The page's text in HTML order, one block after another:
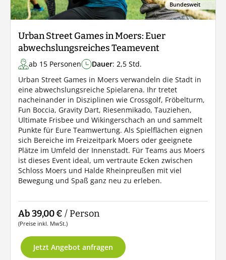
Bundesweit
Urban Street Games in Moers: Euer
abwechslungsreiches Teamevent
ab 15 Personen Dauer: 2,5 Std.
Urban Street Games in Moers verwandeln die Stadt in
eine abwechslungsreiche Spielarena. Ihr tretet
nacheinander in Disziplinen wie Crossgolf, Fröbelturm,
Fun Boccia, Gravity Dart, Riesenmikado, Tauziehen,
Ultimate Frisbee und Wikingerschach an und sammelt
Punkte für Eure Teamwertung. Als Spielflächen eignen
sich Bereiche im Freizeitpark Moers oder geeignete
Plätze im Umfeld der Innenstadt. Für Teams aus Moers
ist dieses Event ideal, um vertraute Ecken zwischen
Schloss Moers und Halde Rheinpreußen mit viel
Bewegung und Spaß ganz neu zu erleben.
Ab 39,00 € / Person
(Preise inkl. MwSt.)
Jetzt Angebot anfragen